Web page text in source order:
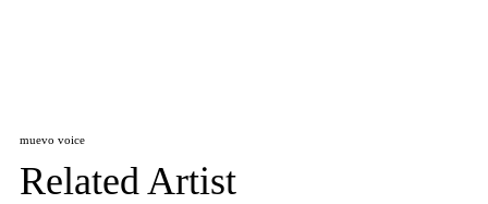
muevo voice
Related Artist